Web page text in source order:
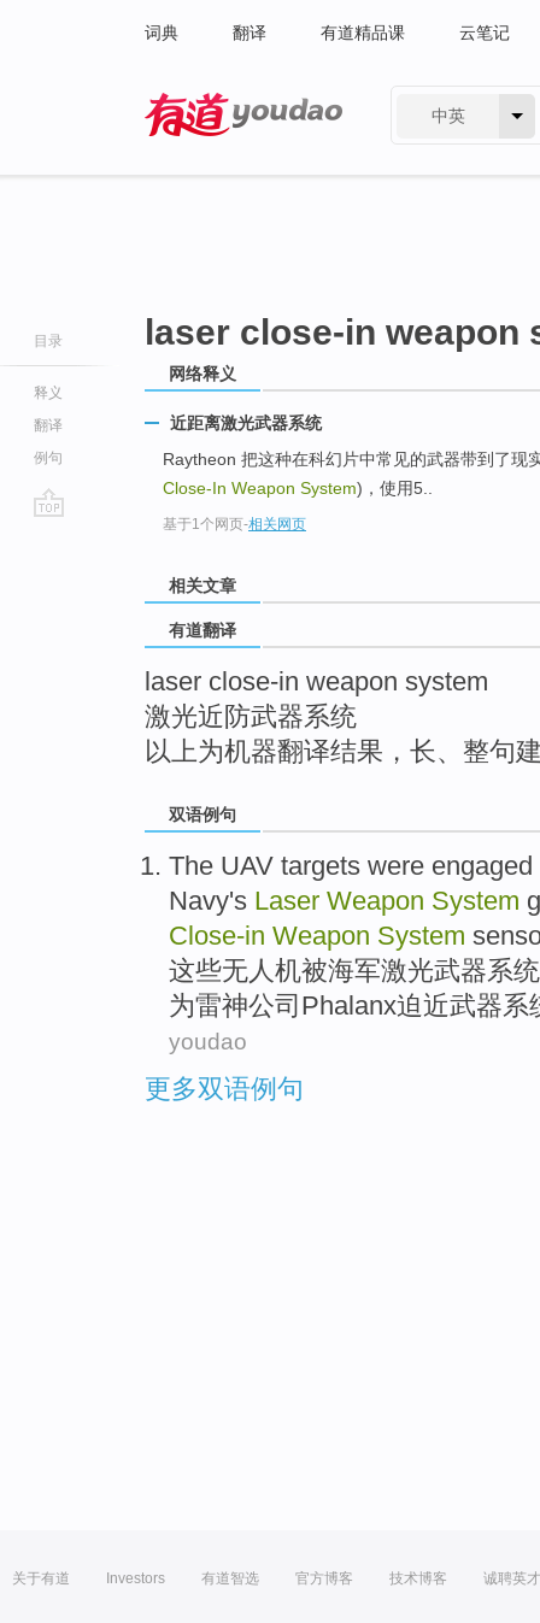
词典 翻译 有道精品课 云笔记
中英
目录
释义
翻译
例句
laser close-in weapon
网络释义
近距离激光武器系统
Raytheon 把这种在科幻片中常见的武器带到了现
Close-In Weapon System)，使用5..
基于1个网页-相关网页
相关文章
有道翻译
laser close-in weapon system
激光近防武器系统
以上为机器翻译结果，长、整句
双语例句
The UAV targets were
Navy's Laser Weapon System
Close-in Weapon System
这些无人机被海军激光武器系统
为雷神公司 Phalanx迫近武器系
youdao
更多双语例句
关于有道 Investors 有道智选 官方博客 技术博客 诚聘英才